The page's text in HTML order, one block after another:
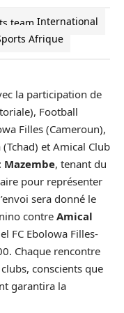
International
Afrique
la participation de
Football
Filles (Cameroun),
et Amical Club
Mazembe, tenant du
pour représenter
sera donné le
contre Amical
FC Ebolowa Filles-
Chaque rencontre
conscients que
garantira la